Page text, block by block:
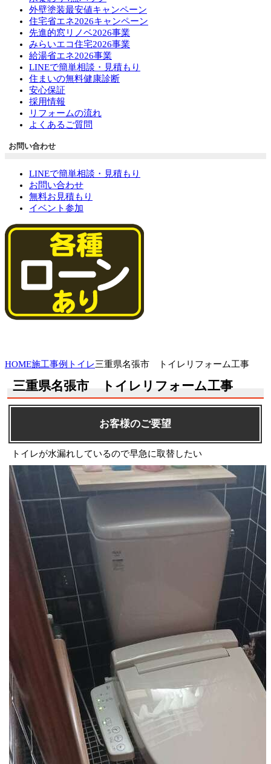
外壁塗装最安値キャンペーン
住宅省エネ2026キャンペーン
先進的窓リノベ2026事業
みらいエコ住宅2026事業
給湯省エネ2026事業
LINEで簡単相談・見積もり
住まいの無料健康診断
安心保証
採用情報
リフォームの流れ
よくあるご質問
お問い合わせ
LINEで簡単相談・見積もり
お問い合わせ
無料お見積もり
イベント参加
HOME施工事例 トイレ三重県名張市 トイレリフォーム工事
三重県名張市 トイレリフォーム工事
お客様のご要望
トイレが水漏れしているので早急に取替したい